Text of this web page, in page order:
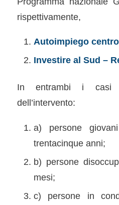
rispettivamente,
Autoimpiego
Investire al Sud –
In entrambi i casi
dell’intervento:
a) persone
trentacinque anni;
b) persone
mesi;
c) persone in